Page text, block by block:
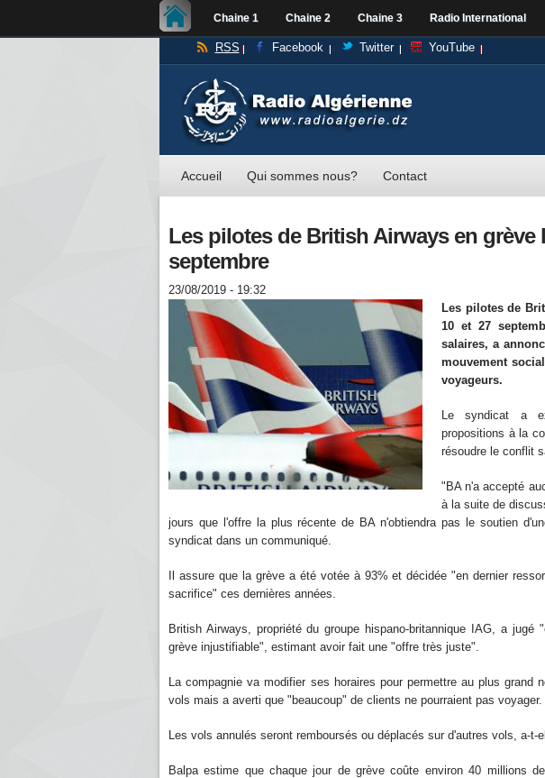
Chaine 1 Chaine 2 Chaine 3 Radio International
RSS Facebook Twitter YouTube
Accueil Qui sommes nous? Contact
Les pilotes de British Airways en grève
septembre
23/08/2019 - 19:32
Les pilotes de
10 et 27
salaires, a
mouvement
voyageurs.
Le syndicat a
propositions à la
résoudre le conflit
"BA n'a accepté
à la suite de
jours que l'offre la plus récente de BA n'obtiendra pas le soutien
syndicat dans un communiqué.
Il assure que la grève a été votée à 93% et décidée "en dernier
sacrifice" ces dernières années.
British Airways, propriété du groupe hispano-britannique IAG, a jugé
grève injustifiable", estimant avoir fait une "offre très juste".
La compagnie va modifier ses horaires pour permettre au plus grand
vols mais a averti que "beaucoup" de clients ne pourraient pas voyager.
Les vols annulés seront remboursés ou déplacés sur d'autres vols, a-t-
Balpa estime que chaque jour de grève coûte environ 40 millions